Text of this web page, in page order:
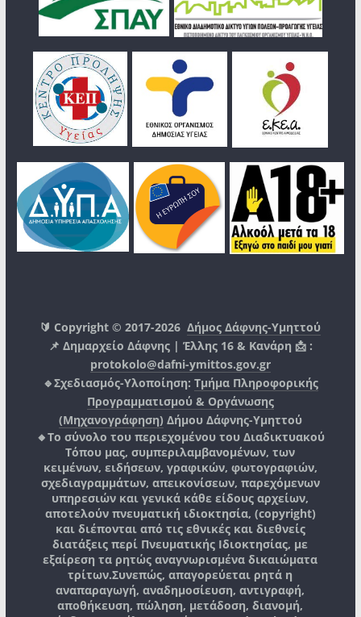
🔰 Copyright © 2017-2026Δήμος Δάφνης-Υμηττού
📌 Δημαρχείο Δάφνης | Έλλης 16 & Κανάρη 📩 :
protokolo@dafni-ymittos.gov.gr
🔹Σχεδιασμός-Υλοποίηση: Τμήμα Πληροφορικής
Προγραμματισμού & Οργάνωσης
(Μηχανογράφηση) Δήμου Δάφνης-Υμηττού
🔸Το σύνολο του περιεχομένου του Διαδικτυακού
Τόπου μας, συμπεριλαμβανομένων, των
κειμένων, ειδήσεων, γραφικών, φωτογραφιών,
σχεδιαγραμμάτων, απεικονίσεων, παρεχόμενων
υπηρεσιών και γενικά κάθε είδους αρχείων,
αποτελούν πνευματική ιδιοκτησία, (copyright)
και διέπονται από τις εθνικές και διεθνείς
διατάξεις περί Πνευματικής Ιδιοκτησίας, με
εξαίρεση τα ρητώς αναγνωρισμένα δικαιώματα
τρίτων.Συνεπώς, απαγορεύεται ρητά η
αναπαραγωγή, αναδημοσίευση, αντιγραφή,
αποθήκευση, πώληση, μετάδοση, διανομή,